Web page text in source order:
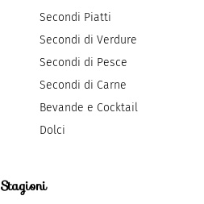
Secondi Piatti
Secondi di Verdure
Secondi di Pesce
Secondi di Carne
Bevande e Cocktail
Dolci
Stagioni